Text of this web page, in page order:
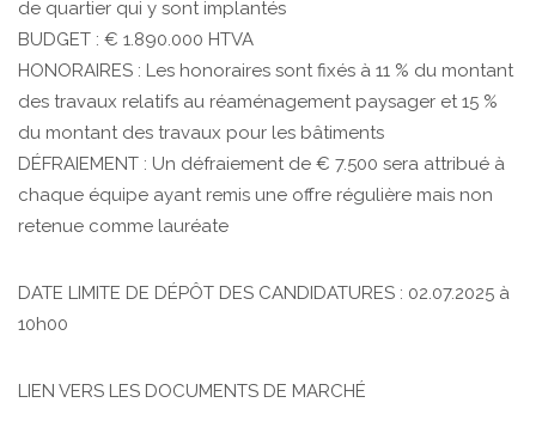
de quartier qui y sont implantés
BUDGET : € 1.890.000 HTVA
HONORAIRES : Les honoraires sont fixés à 11 % du montant
des travaux relatifs au réaménagement paysager et 15 %
du montant des travaux pour les bâtiments
DÉFRAIEMENT : Un défraiement de € 7.500 sera attribué à
chaque équipe ayant remis une offre régulière mais non
retenue comme lauréate
DATE LIMITE DE DÉPÔT DES CANDIDATURES : 02.07.2025 à
10h00
LIEN VERS LES DOCUMENTS DE MARCHÉ